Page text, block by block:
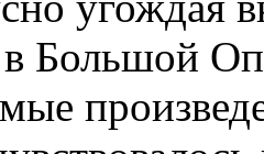
в Большой